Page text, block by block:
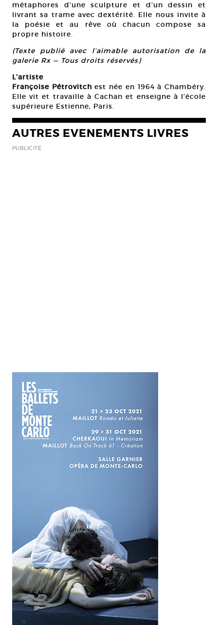
métaphores d’une sculpture et d’un dessin et
livrant sa trame avec dextérité. Elle nous invite à
la poésie et au rêve où chacun compose sa
propre histoire.
(Texte publié avec l’aimable autorisation de la
galerie Rx — Tous droits réservés)
L’artiste
Françoise Pétrovitch est née en 1964 à Chambéry.
Elle vit et travaille à Cachan et enseigne à l’école
supérieure Estienne, Paris.
AUTRES EVENEMENTS LIVRES
PUBLICITÉ